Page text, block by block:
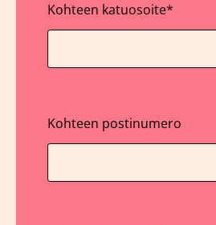
Kohteen katuosoite*
Kohteen postinumero